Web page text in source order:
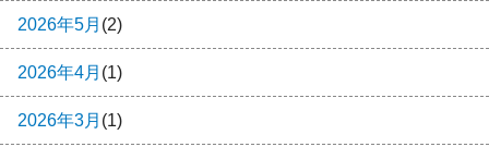
2026年5月 (2)
2026年4月 (1)
2026年3月 (1)